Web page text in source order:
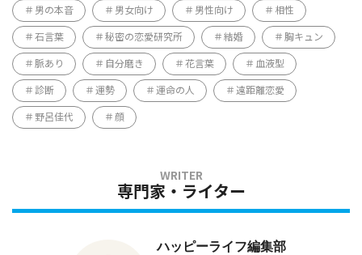
男の本音 男女向け 男性向け 相性
石言葉 秘密の恋愛研究所 結婚 胸キュン
脈あり 自分磨き 花言葉 血液型
診断 運勢 運命の人 遠距離恋愛
野呂佳代 顔
専門家・ライター
ハッピーライフ編集部